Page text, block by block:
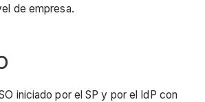
de empresa.
iniciado por el SP y por el IdP con